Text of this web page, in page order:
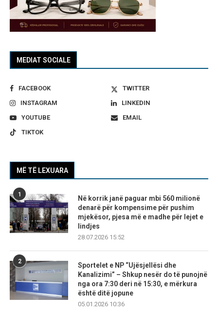
MEDIAT SOCIALE
FACEBOOK
TWITTER
INSTAGRAM
LINKEDIN
YOUTUBE
EMAIL
TIKTOK
MË TË LEXUARA
1
Në korrik janë paguar mbi 560 milionë
denarë për kompensime për pushim
mjekësor, pjesa më e madhe për lejet e
lindjes
28.07.2026 15:52
2
Sportelet e NP “Ujësjellësi dhe
Kanalizimi” – Shkup nesër do të punojnë
nga ora 7:30 deri në 15:30, e mërkura
është ditë jopune
05.01.2026 10:36